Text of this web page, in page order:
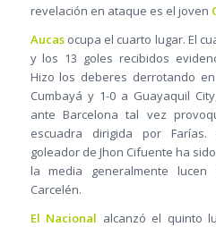
revelación en ataque es el joven
Aucasocupa el cuarto lugar. El
y los 13 goles recibidos
Hizo los deberes derrotando
Cumbayá y 1-0 a Guayaquil
ante Barcelona tal vez
escuadra dirigida por Farías.
goleador de Jhon Cifuente ha
la media generalmente lucen
Carcelén.
El Nacional alcanzó el quinto